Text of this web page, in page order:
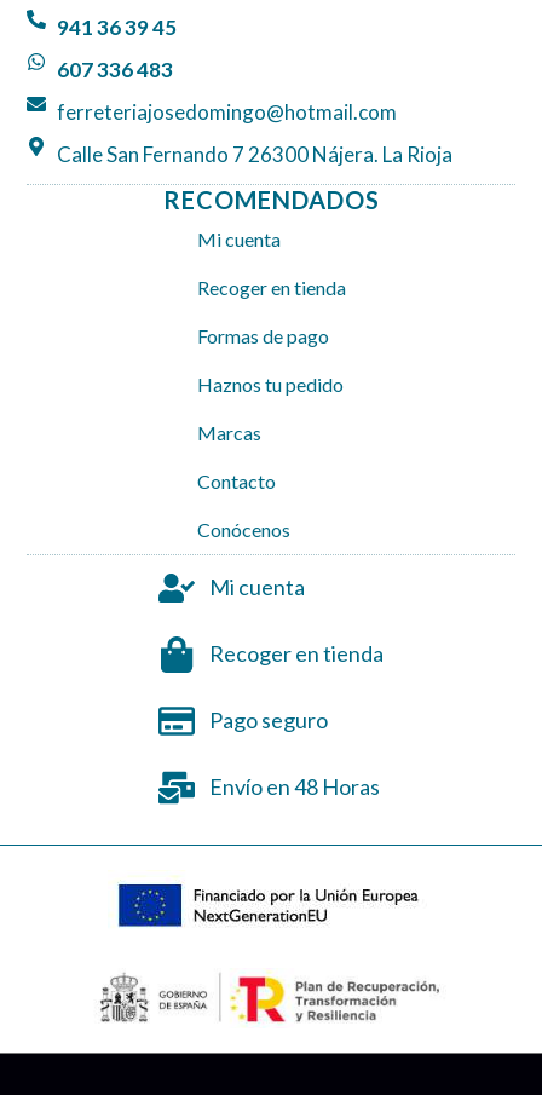
941 36 39 45
607 336 483
ferreteriajosedomingo@hotmail.com
Calle San Fernando 7 26300 Nájera. La Rioja
RECOMENDADOS
Mi cuenta
Recoger en tienda
Formas de pago
Haznos tu pedido
Marcas
Contacto
Conócenos
Mi cuenta
Recoger en tienda
Pago seguro
Envío en 48 Horas